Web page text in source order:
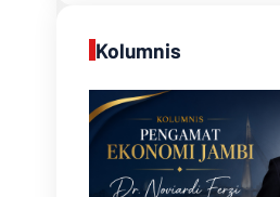
Kolumnis